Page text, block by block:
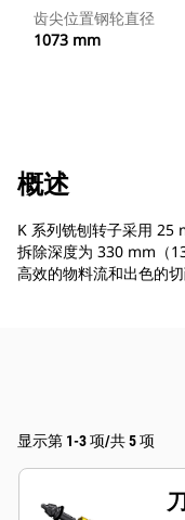
齿尖位置钢轮直径
1073 mm
概述
K 系列铣刨转子采用 25
拆除深度为 330 mm（
高效的物料流和出色的
显示第 1-3 项/共 5 项